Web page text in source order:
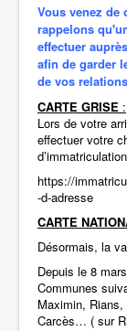
Découverte
Vie
Vie locale
Infos pratiques
Vous êtes ici
Nouveaux
Vous venez de
rappelons
effectuer
afin de garder
de vos
CARTE GRISE :
Lors de votre
effectuer votre
d’immatriculation
https://
-d-adresse
CARTE
Désormais, la
Depuis le 8
Communes
Maximin,
Carcès… ( sur